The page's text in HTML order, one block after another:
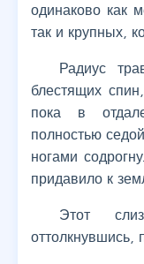
одинаково как
так и крупных,
Радиус
блестящих
пока в
полностью
ногами
придавило к
Этот
оттолкнувшись,